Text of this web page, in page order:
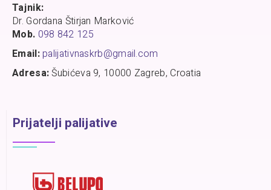
Tajnik:
Dr. Gordana Štirjan Marković
Mob. 098 842 125
Email:palijativnaskrb@gmail.com
Adresa:Šubićeva 9, 10000 Zagreb, Croatia
Prijatelji palijative